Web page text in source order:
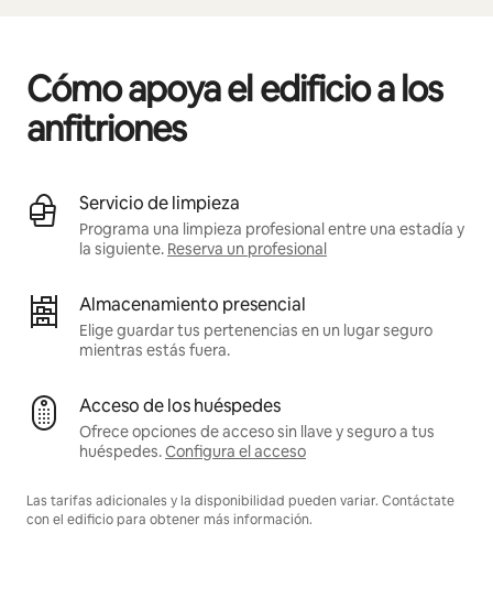
Cómo apoya el edificio a los
anfitriones
Servicio de limpieza
Programa una limpieza profesional entre una estadía y
la siguiente. Reserva un profesional
Almacenamiento presencial
Elige guardar tus pertenencias en un lugar seguro
mientras estás fuera.
Acceso de los huéspedes
Ofrece opciones de acceso sin llave y seguro a tus
huéspedes.Configura el acceso
Las tarifas adicionales y la disponibilidad pueden variar. Contáctate
con el edificio para obtener más información.